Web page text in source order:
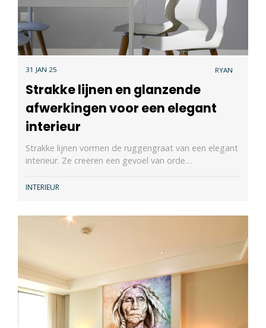
31 JAN 25 RYAN
Strakke lijnen en glanzende
afwerkingen voor een elegant
interieur
Strakke lijnen vormen de ruggengraat van een elegant
interieur. Ze creëren een gevoel van orde…
INTERIEUR